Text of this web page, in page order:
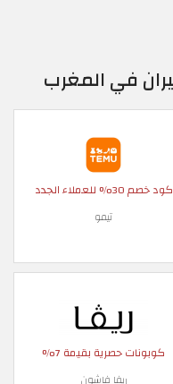
في المغرب
كود خصم 30% للعملاء الجدد
تيمو
كوبونات حصرية بقيمة 7%